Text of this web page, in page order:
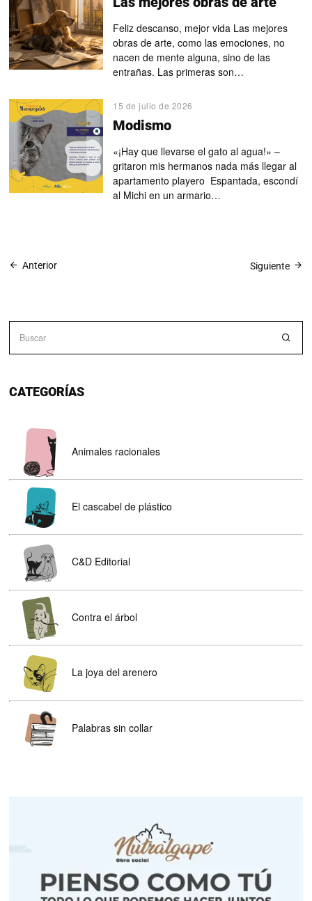
Feliz descanso, mejor vida Las mejores
obras de arte, como las emociones, no
nacen de mente alguna, sino de las
entrañas. Las primeras son…
15 de julio de 2026
Modismo
«¡Hay que llevarse el gato al agua!» –
gritaron mis hermanos nada más llegar al
apartamento playero Espantada, escondí
al Michi en un armario…
Anterior Siguiente
CATEGORÍAS
Animales racionales
El cascabel de plástico
C&D Editorial
Contra el árbol
La joya del arenero
Palabras sin collar